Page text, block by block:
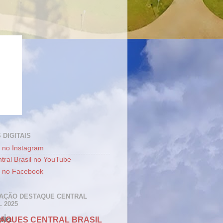
DIGITAIS
no Instagram
Brasil no YouTube
no Facebook
DESTAQUE CENTRAL
2025
CENTRAL BRASIL